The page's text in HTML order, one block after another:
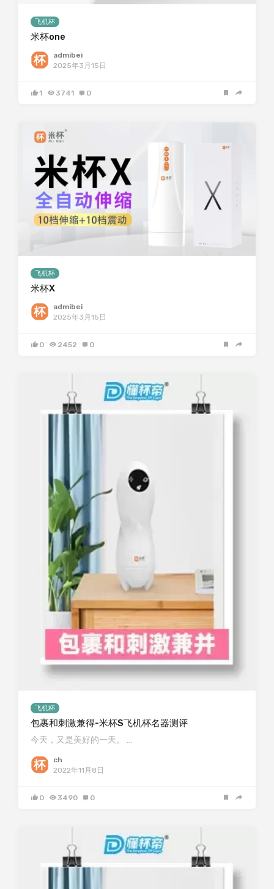
飞机杯
米杯one
admibei
2025年3月15日
1 3741 0
飞机杯
米杯X
admibei
2025年3月15日
0 2452 0
飞机杯
包裹和刺激兼得-米杯S飞机杯名器测评
今天，又是美好的一天。 …
ch
2022年11月8日
0 3490 0